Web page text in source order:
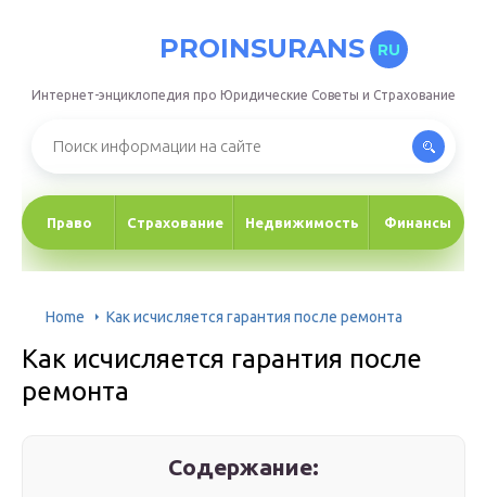
PROINSURANS RU
Интернет-энциклопедия про Юридические Советы и Страхование
Право Страхование Недвижимость Финансы
Home Как исчисляется гарантия после ремонта
Как исчисляется гарантия после
ремонта
Содержание: